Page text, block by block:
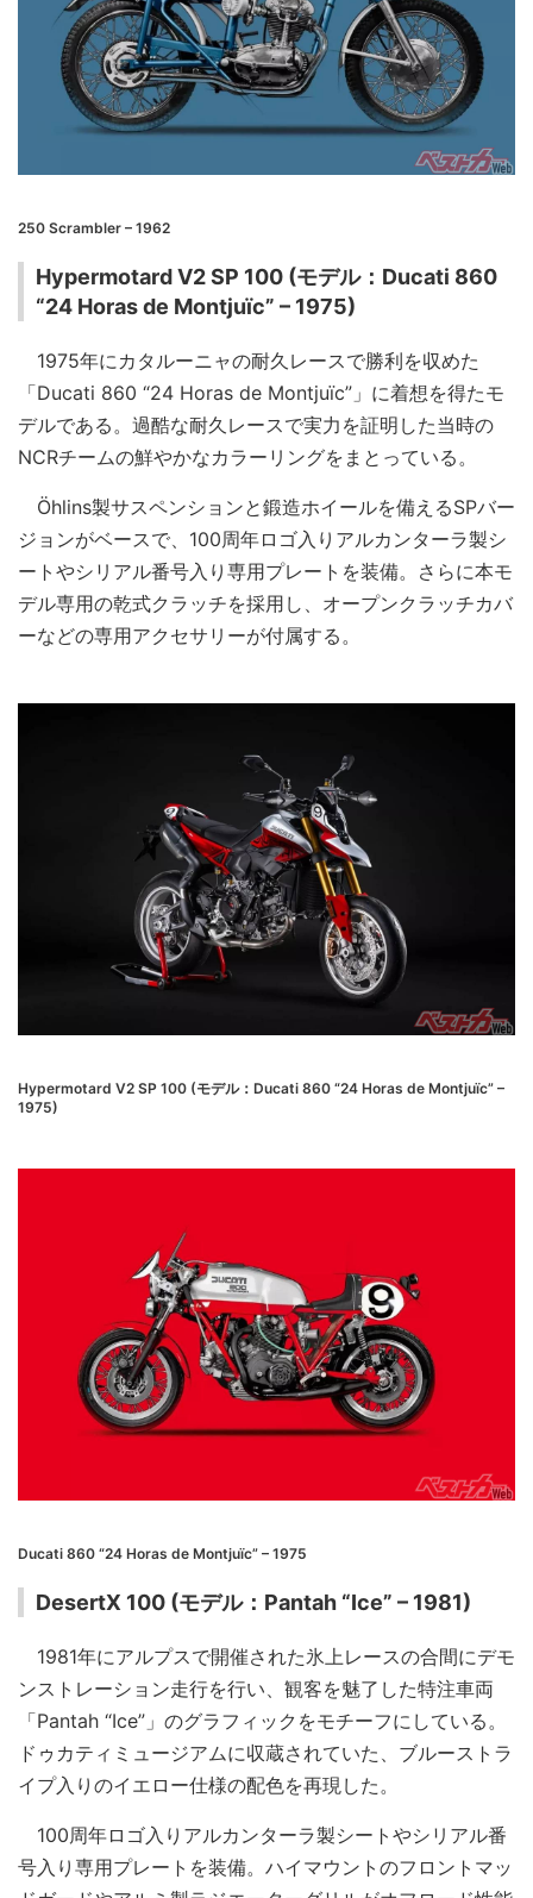
250 Scrambler – 1962
Hypermotard V2 SP 100 (モデル：Ducati 860
“24 Horas de Montjuïc” – 1975)
1975年にカタルーニャの耐久レースで勝利を収めた
「Ducati 860 “24 Horas de Montjuïc”」に着想を得たモ
デルである。過酷な耐久レースで実力を証明した当時の
NCRチームの鮮やかなカラーリングをまとっている。
Öhlins製サスペンションと鍛造ホイールを備えるSPバー
ジョンがベースで、100周年ロゴ入りアルカンターラ製シ
ートやシリアル番号入り専用プレートを装備。さらに本モ
デル専用の乾式クラッチを採用し、オープンクラッチカバ
ーなどの専用アクセサリーが付属する。
Hypermotard V2 SP 100 (モデル：Ducati 860 “24 Horas de Montjuïc” –
1975)
Ducati 860 “24 Horas de Montjuïc” – 1975
DesertX 100 (モデル：Pantah “Ice” – 1981)
1981年にアルプスで開催された氷上レースの合間にデモ
ンストレーション走行を行い、観客を魅了した特注車両
「Pantah “Ice”」のグラフィックをモチーフにしている。
ドゥカティミュージアムに収蔵されていた、ブルーストラ
イプ入りのイエロー仕様の配色を再現した。
100周年ロゴ入りアルカンターラ製シートやシリアル番
号入り専用プレートを装備。ハイマウントのフロントマッ